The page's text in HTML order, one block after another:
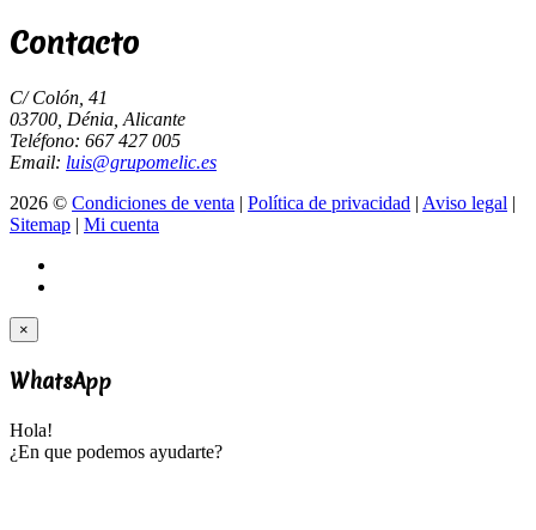
Contacto
C/ Colón, 41
03700, Dénia, Alicante
Teléfono: 667 427 005
Email: luis@grupomelic.es
2026 © Condiciones de venta | Política de privacidad | Aviso legal |
Sitemap | Mi cuenta
×
WhatsApp
Hola!
¿En que podemos ayudarte?